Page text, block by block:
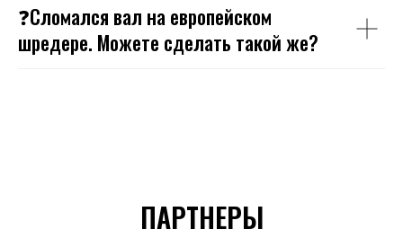
❓Сломался вал на европейском
шредере. Можете сделать такой же?
ПАРТНЕРЫ